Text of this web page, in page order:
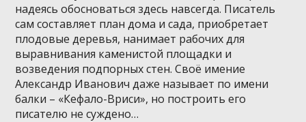
надеясь обосноваться здесь навсегда. Писатель
сам составляет план дома и сада, приобретает
плодовые деревья, нанимает рабочих для
выравнивания каменистой площадки и
возведения подпорных стен. Своё имение
Александр Иванович даже называет по имени
балки – «Кефало-Вриси», но построить его
писателю не суждено…